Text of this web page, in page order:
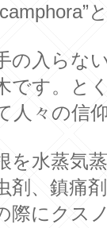
の入らな
です。と
人々の信
を水蒸気
剤、鎮痛
際にクス